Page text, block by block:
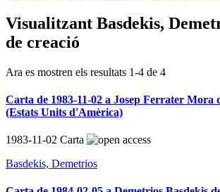
Visualitzant Basdekis,
de creació
Ara es mostren els resultats 1-4 de 4
Carta de 1983-11-02 a Josep Ferrater Mora
(Estats Units d'Amèrica)
1983-11-02 Carta
Basdekis, Demetrios